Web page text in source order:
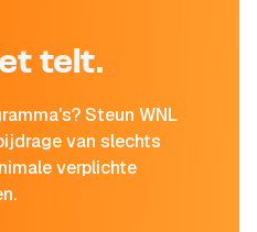
telt.
Steun WNL
van slechts
verplichte